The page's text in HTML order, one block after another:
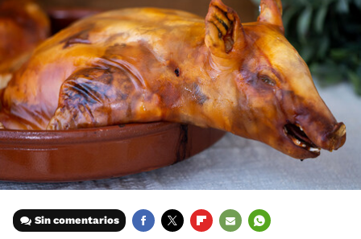
Sin comentarios